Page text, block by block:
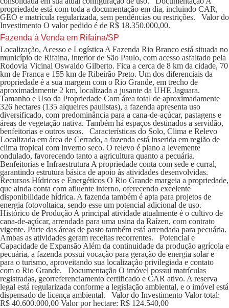
propriedade está com toda a documentação em dia, incluindo CAR,
GEO e matrícula regularizada, sem pendências ou restrições. Valor do
Investimento O valor pedido é de R$ 18.350.000,00.
Fazenda à Venda em Rifaina/SP
Localização, Acesso e Logística A Fazenda Rio Branco está situada no
município de Rifaina, interior de São Paulo, com acesso asfaltado pela
Rodovia Vicinal Oswaldo Gilberto. Fica a cerca de 8 km da cidade, 70
km de Franca e 155 km de Ribeirão Preto. Um dos diferenciais da
propriedade é a sua margem com o Rio Grande, em trecho de
aproximadamente 2 km, localizada a jusante da UHE Jaguara.
Tamanho e Uso da Propriedade Com área total de aproximadamente
326 hectares (135 alqueires paulistas), a fazenda apresenta uso
diversificado, com predominância para a cana-de-açúcar, pastagens e
áreas de vegetação nativa. Também há espaços destinados a servidão,
benfeitorias e outros usos. Características do Solo, Clima e Relevo
Localizada em área de Cerrado, a fazenda está inserida em região de
clima tropical com inverno seco. O relevo é plano a levemente
ondulado, favorecendo tanto a agricultura quanto a pecuária.
Benfeitorias e Infraestrutura A propriedade conta com sede e curral,
garantindo estrutura básica de apoio às atividades desenvolvidas.
Recursos Hídricos e Energéticos O Rio Grande margeia a propriedade,
que ainda conta com afluente interno, oferecendo excelente
disponibilidade hídrica. A fazenda também é apta para projetos de
energia fotovoltaica, sendo esse um potencial adicional de uso.
Histórico de Produção A principal atividade atualmente é o cultivo de
cana-de-açúcar, arrendada para uma usina da Raízen, com contrato
vigente. Parte das áreas de pasto também está arrendada para pecuária.
Ambas as atividades geram receitas recorrentes. Potencial e
Capacidade de Expansão Além da continuidade da produção agrícola e
pecuária, a fazenda possui vocação para geração de energia solar e
para o turismo, aproveitando sua localização privilegiada e contato
com o Rio Grande. Documentação O imóvel possui matrículas
registradas, georreferenciamento certificado e CAR ativo. A reserva
legal está regularizada conforme a legislação ambiental, e o imóvel está
dispensado de licença ambiental. Valor do Investimento Valor total:
R$ 40.600.000,00 Valor por hectare: R$ 124.540,00